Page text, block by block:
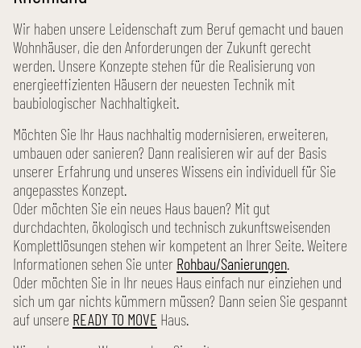
Wir haben unsere Leidenschaft zum Beruf gemacht und bauen
Wohnhäuser, die den Anforderungen der Zukunft gerecht
werden. Unsere Konzepte stehen für die Realisierung von
energieeffizienten Häusern der neuesten Technik mit
baubiologischer Nachhaltigkeit.
Möchten Sie Ihr Haus nachhaltig modernisieren, erweiteren,
umbauen oder sanieren? Dann realisieren wir auf der Basis
unserer Erfahrung und unseres Wissens ein individuell für Sie
angepasstes Konzept.
Oder möchten Sie ein neues Haus bauen? Mit gut
durchdachten, ökologisch und technisch zukunftsweisenden
Komplettlösungen stehen wir kompetent an Ihrer Seite. Weitere
Informationen sehen Sie unter Rohbau/Sanierungen.
Oder möchten Sie in Ihr neues Haus einfach nur einziehen und
sich um gar nichts kümmern müssen? Dann seien Sie gespannt
auf unsere READY TO MOVE Haus.